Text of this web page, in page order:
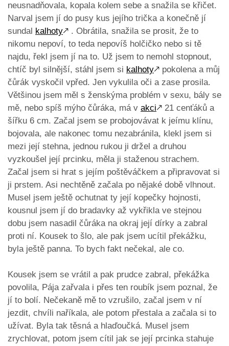
neusnadňovala, kopala kolem sebe a snažila se křičet.
Narval jsem jí do pusy kus jejího trička a konečně jí
sundal kalhoty🡕 . Obrátila, snažila se prosit, že to
nikomu nepoví, to teda nepovíš holčičko nebo si tě
najdu, řekl jsem jí na to. Už jsem to nemohl stopnout,
chtíč byl silnější, stáhl jsem si kalhoty🡕 pokolena a můj
čůrák vyskočil vpřed. Jen vykulila oči a zase prosila.
Většinou jsem měl s ženskýma problém v sexu, bály se
mě, nebo spíš mýho čůráka, má v akci🡕 21 cenťáků a
šířku 6 cm. Začal jsem se probojovávat k jeímu klínu,
bojovala, ale nakonec tomu nezabránila, klekl jsem si
mezi její stehna, jednou rukou ji držel a druhou
vyzkoušel její prcinku, měla ji staženou strachem.
Začal jsem si hrat s jejím poštěváčkem a připravovat si
ji prstem. Asi nechtěně začala po nějaké době vlhnout.
Musel jsem ještě ochutnat ty její kopečky hojnosti,
kousnul jsem jí do bradavky až vykřikla ve stejnou
dobu jsem nasadil čůráka na okraj její dírky a zabral
proti ní. Kousek to šlo, ale pak jsem ucítil překážku,
byla ještě panna. To bych fakt nečekal, ale co.
Kousek jsem se vrátil a pak prudce zabral, překážka
povolila, Pája zařvala i přes ten roubík jsem poznal, že
jí to bolí. Nečekaně mě to vzrušilo, začal jsem v ní
jezdit, chvíli naříkala, ale potom přestala a začala si to
užívat. Byla tak těsná a hlaďoučká. Musel jsem
zrychlovat, potom jsem cítil jak se její prcinka stahuje